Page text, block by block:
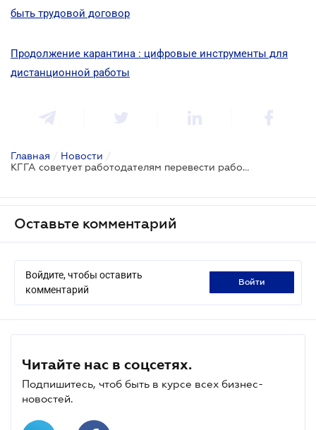
быть трудовой договор
Продолжение карантина : цифровые инструменты для
дистанционной работы
Главная / Новости /
КГГА советует работодателям перевести работников на дистанционный режим работы
Оставьте комментарий
Войдите, чтобы оставить
комментарий
войти
Читайте нас в соцсетях.
Подпишитесь, чтоб быть в курсе всех бизнес-
новостей.